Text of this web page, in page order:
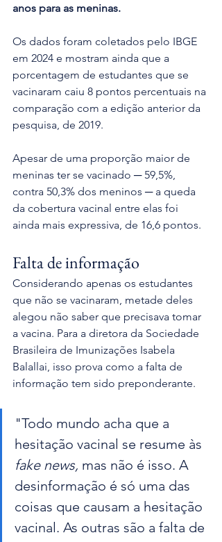
anos para as meninas.
Os dados foram coletados pelo IBGE
em 2024 e mostram ainda que a
porcentagem de estudantes que se
vacinaram caiu 8 pontos percentuais na
comparação com a edição anterior da
pesquisa, de 2019.
Apesar de uma proporção maior de
meninas ter se vacinado ─ 59,5%,
contra 50,3% dos meninos ─ a queda
da cobertura vacinal entre elas foi
ainda mais expressiva, de 16,6 pontos.
Falta de informação
Considerando apenas os estudantes
que não se vacinaram, metade deles
alegou não saber que precisava tomar
a vacina. Para a diretora da Sociedade
Brasileira de Imunizações Isabela
Balallai, isso prova como a falta de
informação tem sido preponderante.
"Todo mundo acha que a
hesitação vacinal se resume às
fake news, mas não é isso. A
desinformação é só uma das
coisas que causam a hesitação
vacinal. As outras são a falta de